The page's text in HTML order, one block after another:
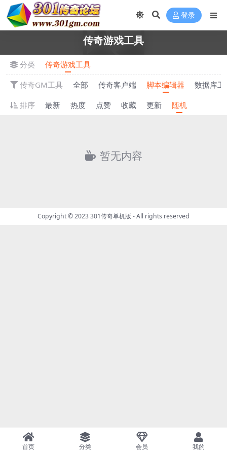
登录
传奇游戏工具
分类
传奇游戏工具
传奇GM工具
全部 传奇客户端 脚本编辑器
数据库工
排序
最新 热度 点赞 收藏 更新 随机
暂无内容
Copyright © 2023301传奇单机版 - All rights reserved
首页 分类 会员 我的